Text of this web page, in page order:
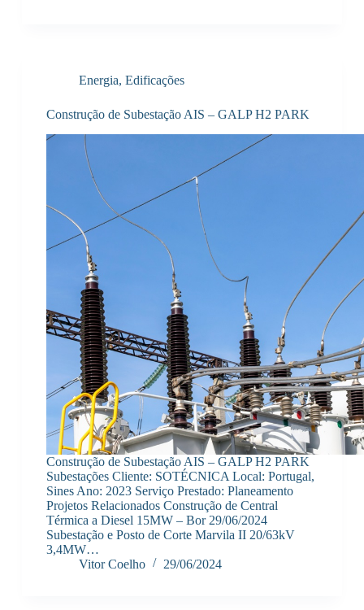
Energia, Edificações
Construção de Subestação AIS – GALP H2 PARK
Construção de Subestação AIS – GALP H2 PARK
Subestações Cliente: SOTÉCNICA Local: Portugal,
Sines Ano: 2023 Serviço Prestado: Planeamento
Projetos Relacionados Construção de Central
Térmica a Diesel 15MW – Bor 29/06/2024
Subestação e Posto de Corte Marvila II 20/63kV
3,4MW…
Vitor Coelho
29/06/2024